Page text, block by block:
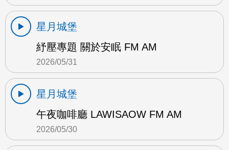
星月城堡
紓壓專題 關於安眠 FM AM
2026/05/31
星月城堡
午夜咖啡廳 LAWISAOW FM AM
2026/05/30